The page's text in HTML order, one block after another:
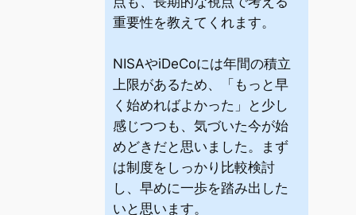
重要性を教えてくれます。
NISAやiDeCoには年間の積立
上限があるため、「もっと早
く始めればよかった」と少し
感じつつも、気づいた今が始
めどきだと思いました。まず
は制度をしっかり比較検討
し、早めに一歩を踏み出した
いと思います。